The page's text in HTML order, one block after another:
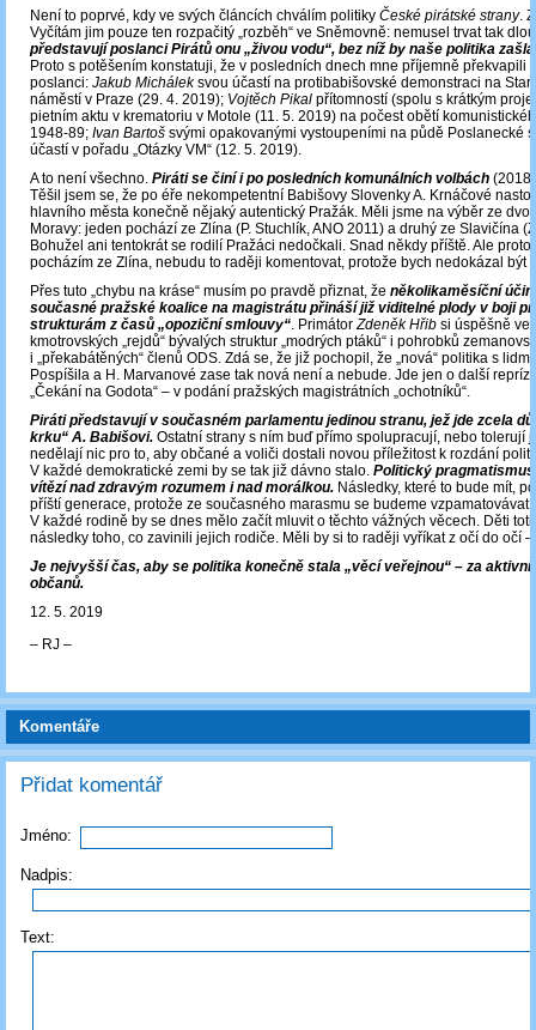
Není to poprvé, kdy ve svých článcích chválím politiky České pirátské strany.
Vyčítám jim pouze ten rozpačitý „rozběh“ ve Sněmovně: nemusel trvat tak
představují poslanci Pirátů onu „živou vodu“, bez níž by naše politika
Proto s potěšením konstatuji, že v posledních dnech mne příjemně překvapili
poslanci: Jakub Micháleksvou účastí na protibabišovské demonstraci na
náměstí v Praze (29. 4. 2019); Vojtěch Pikal přítomností (spolu s krátkým
pietním aktu v krematoriu v Motole (11. 5. 2019) na počest obětí
1948-89; Ivan Bartoš svými opakovanými vystoupeními na půdě Poslanecké
účastí v pořadu „Otázky VM“ (12. 5. 2019).
A to není všechno. Piráti se činí i po posledních komunálních volbách (2018)
Těšil jsem se, že po éře nekompetentní Babišovy Slovenky A. Krnáčové
hlavního města konečně nějaký autentický Pražák. Měli jsme na výběr ze
Moravy: jeden pochází ze Zlína (P. Stuchlík, ANO 2011) a druhý ze Slavičína
Bohužel ani tentokrát se rodilí Pražáci nedočkali. Snad někdy příště. Ale
pocházím ze Zlína, nebudu to raději komentovat, protože bych nedokázal být
Přes tuto „chybu na kráse“ musím po pravdě přiznat, že několikaměsíční
současné pražské koalice na magistrátu přináší již viditelné plody v boji
strukturám z časů „opoziční smlouvy“. PrimátorZdeněk Hřib si úspěšně
kmotrovských „rejdů“ bývalých struktur „modrých ptáků“ i pohrobků
i „překabátěných“ členů ODS. Zdá se, že již pochopil, že „nová“ politika s
Pospíšila a H. Marvanové zase tak nová není a nebude. Jde jen o další
„Čekání na Godota“ – v podání pražských magistrátních „ochotníků“.
Piráti představují v současném parlamentu jedinou stranu, jež jde zcela
krku“ A. Babišovi. Ostatní strany s ním buď přímo spolupracují, nebo tolerují
nedělají nic pro to, aby občané a voliči dostali novou příležitost k rozdání
V každé demokratické zemi by se tak již dávno stalo. Politický
vítězí nad zdravým rozumem i nad morálkou. Následky, které to bude mít,
příští generace, protože ze současného marasmu se budeme vzpamatovávat
V každé rodině by se dnes mělo začít mluvit o těchto vážných věcech. Děti
následky toho, co zavinili jejich rodiče. Měli by si to raději vyříkat z očí do očí
Je nejvyšší čas, aby se politika konečně stala „věcí veřejnou“ – za
občanů.
12. 5. 2019
‒ RJ ‒
Komentáře
Přidat komentář
Jméno:
Nadpis:
Text: